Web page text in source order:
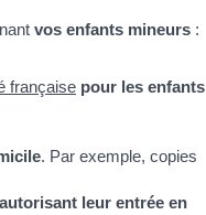
vos enfants mineurs :
française pour les enfants
. Par exemple, copies
leur entrée en